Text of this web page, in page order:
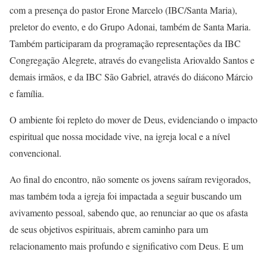
com a presença do pastor Erone Marcelo (IBC/Santa Maria),
preletor do evento, e do Grupo Adonai, também de Santa Maria.
Também participaram da programação representações da IBC
Congregação Alegrete, através do evangelista Ariovaldo Santos e
demais irmãos, e da IBC São Gabriel, através do diácono Márcio
e família.
O ambiente foi repleto do mover de Deus, evidenciando o impacto
espiritual que nossa mocidade vive, na igreja local e a nível
convencional.
Ao final do encontro, não somente os jovens saíram revigorados,
mas também toda a igreja foi impactada a seguir buscando um
avivamento pessoal, sabendo que, ao renunciar ao que os afasta
de seus objetivos espirituais, abrem caminho para um
relacionamento mais profundo e significativo com Deus. E um